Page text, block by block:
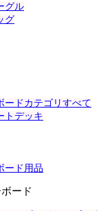
グル
グ
ードカテゴリすべて
トデッキ
ード用品
ード